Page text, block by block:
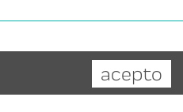
bomsite.comacepto